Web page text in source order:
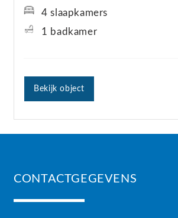
4 slaapkamers
1 badkamer
Bekijk object
CONTACTGEGEVENS